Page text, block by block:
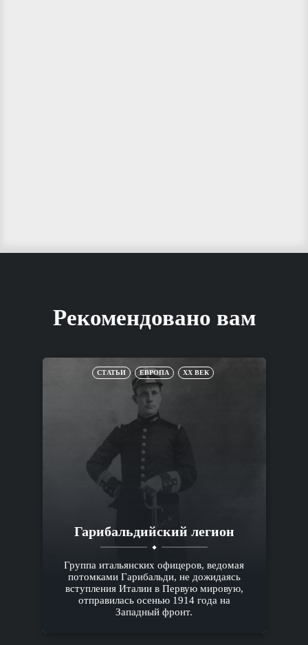
Рекомендовано вам
СТАТЬИ ЕВРОПА XX ВЕК
Гарибальдийский легион
Группа итальянских офицеров, ведомая
потомками Гарибальди, не дожидаясь
вступления Италии в Первую мировую,
отправилась осенью 1914 года на
Западный фронт.